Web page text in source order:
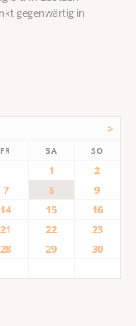
gegenwärtig in
>
FR SA SO
1
2
7 8
9
14 15
16
21 22
23
28 29
30